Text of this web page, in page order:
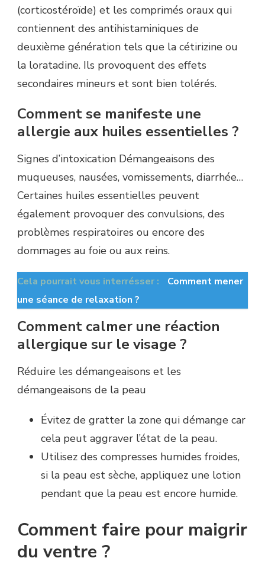
(corticostéroïde) et les comprimés oraux qui
contiennent des antihistaminiques de
deuxième génération tels que la cétirizine ou
la loratadine. Ils provoquent des effets
secondaires mineurs et sont bien tolérés.
Comment se manifeste une
allergie aux huiles essentielles ?
Signes d’intoxication Démangeaisons des
muqueuses, nausées, vomissements, diarrhée…
Certaines huiles essentielles peuvent
également provoquer des convulsions, des
problèmes respiratoires ou encore des
dommages au foie ou aux reins.
Cela pourrait vous interrésser :
Comment mener
une séance de relaxation ?
Comment calmer une réaction
allergique sur le visage ?
Réduire les démangeaisons et les
démangeaisons de la peau
Évitez de gratter la zone qui démange car
cela peut aggraver l’état de la peau.
Utilisez des compresses humides froides,
si la peau est sèche, appliquez une lotion
pendant que la peau est encore humide.
Comment faire pour maigrir
du ventre ?